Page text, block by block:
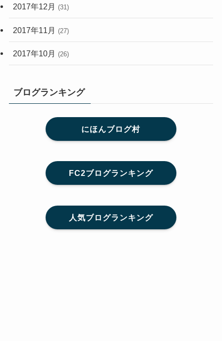
2017年12月 (31)
2017年11月 (27)
2017年10月 (26)
ブログランキング
にほんブログ村
FC2ブログランキング
人気ブログランキング